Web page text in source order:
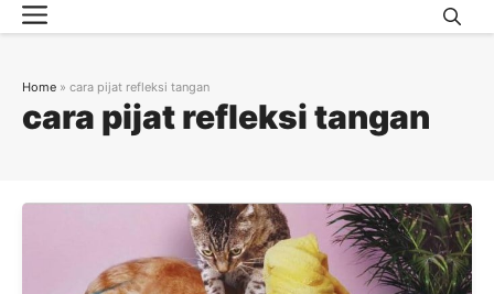
Skip
to
Menu
cara pijat refleksi tangan
Home » cara pijat refleksi tangan